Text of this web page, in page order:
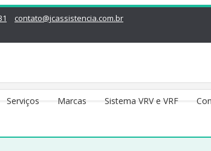
contato@jcassistencia.com.br
Serviços Marcas Sistema VRV e VRF